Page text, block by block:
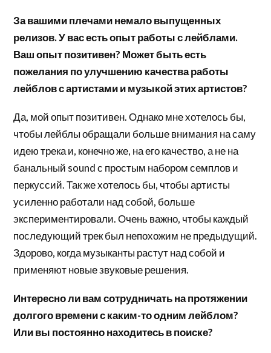
За вашими плечами немало выпущенных
релизов. У вас есть опыт работы с лейблами.
Ваш опыт позитивен? Может быть есть
пожелания по улучшению качества работы
лейблов с артистами и музыкой этих артистов?
Да, мой опыт позитивен. Однако мне хотелось бы,
чтобы лейблы обращали больше внимания на саму
идею трека и, конечно же, на его качество, а не на
банальный sound с простым набором семплов и
перкуссий. Так же хотелось бы, чтобы артисты
усиленно работали над собой, больше
экспериментировали. Очень важно, чтобы каждый
последующий трек был непохожим не предыдущий.
Здорово, когда музыканты растут над собой и
применяют новые звуковые решения.
Интересно ли вам сотрудничать на протяжении
долгого времени с каким-то одним лейблом?
Или вы постоянно находитесь в поиске?